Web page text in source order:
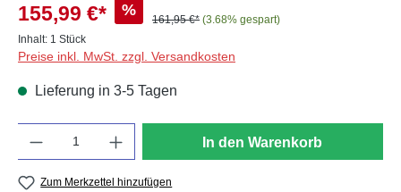
155,99 €* %
161,95 €* (3.68% gespart)
Inhalt: 1 Stück
Preise inkl. MwSt. zzgl. Versandkosten
Lieferung in 3-5 Tagen
In den Warenkorb
Zum Merkzettel hinzufügen